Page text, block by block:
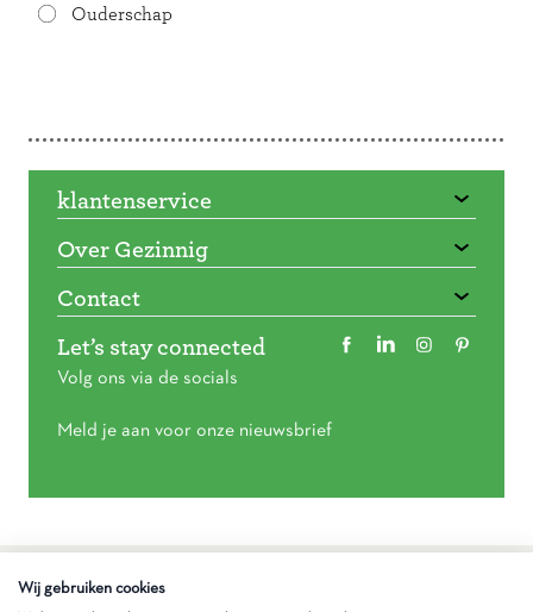
Ouderschap
klantenservice
Over Gezinnig
Contact
Let’s stay connected
Volg ons via de socials
Meld je aan voor onze nieuwsbrief
Wij gebruiken cookies